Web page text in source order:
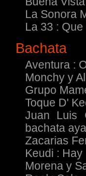
La Sonora
La 33 :
Bachata
Aventura :
Monchy y
Grupo
Toque D'
Juan Luis
bachata
Zacarias
Keudi :
Morena y